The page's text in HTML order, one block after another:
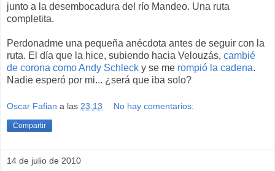
junto a la desembocadura del río Mandeo. Una ruta
completita.
Perdonadme una pequeña anécdota antes de seguir con la
ruta. El día que la hice, subiendo hacia Velouzás, cambié
de corona como Andy Schleck y se me rompió la cadena.
Nadie esperó por mi... ¿será que iba solo?
Oscar Fafian a las 23:13 No hay comentarios:
Compartir
14 de julio de 2010